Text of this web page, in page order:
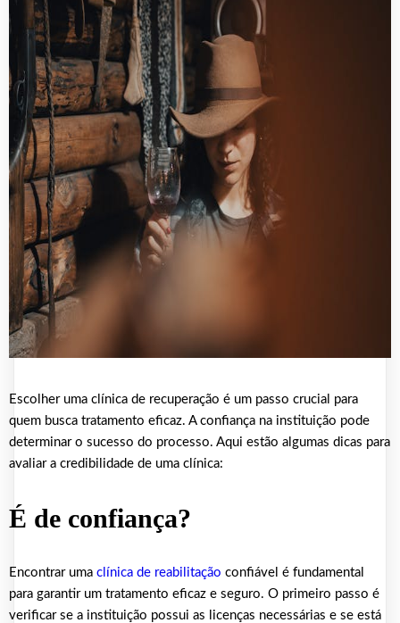
Escolher uma clínica de recuperação é um passo crucial para
quem busca tratamento eficaz. A confiança na instituição pode
determinar o sucesso do processo. Aqui estão algumas dicas para
avaliar a credibilidade de uma clínica:
É de confiança?
Encontrar uma clínica de reabilitação confiável é fundamental
para garantir um tratamento eficaz e seguro. O primeiro passo é
verificar se a instituição possui as licenças necessárias e se está